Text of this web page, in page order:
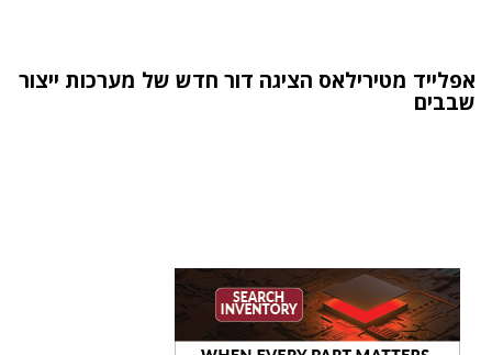
אפלייד מטירילאס הציגה דור חדש של מערכות ייצור
שבבים